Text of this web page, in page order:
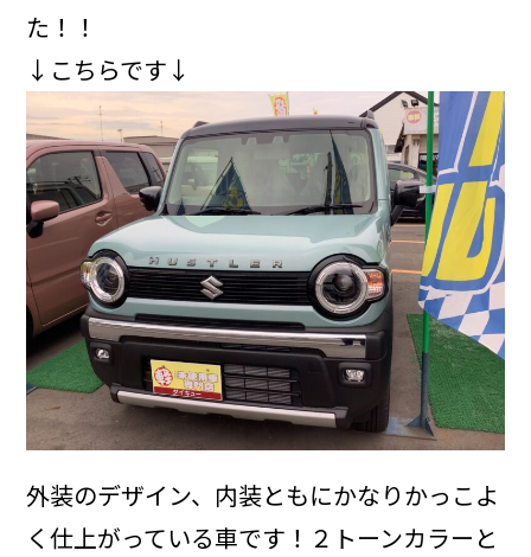
た！！
↓こちらです↓
外装のデザイン、内装ともにかなりかっこよ
く仕上がっている車です！２トーンカラーと